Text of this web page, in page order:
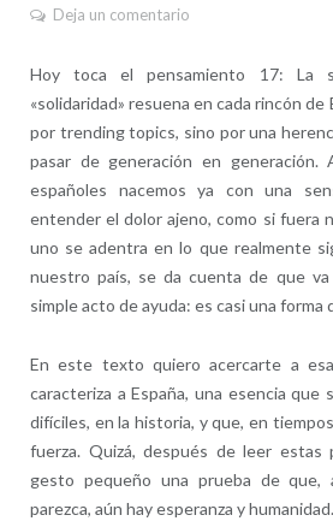
Deja un comentario
Hoy toca el pensamiento 17: La
«solidaridad» resuena en cada rincón de
por trending topics, sino por una
pasar de generación en
españoles nacemos ya con una
entender el dolor ajeno, como si fuera
uno se adentra en lo que realmente
nuestro país, se da cuenta de que
simple acto de ayuda: es casi una forma
En este texto quiero acercarte a
caracteriza a España, una esencia que
difíciles, en la historia, y que, en
fuerza. Quizá, después de leer estas
gesto pequeño una prueba de que,
parezca, aún hay esperanza y humanidad.